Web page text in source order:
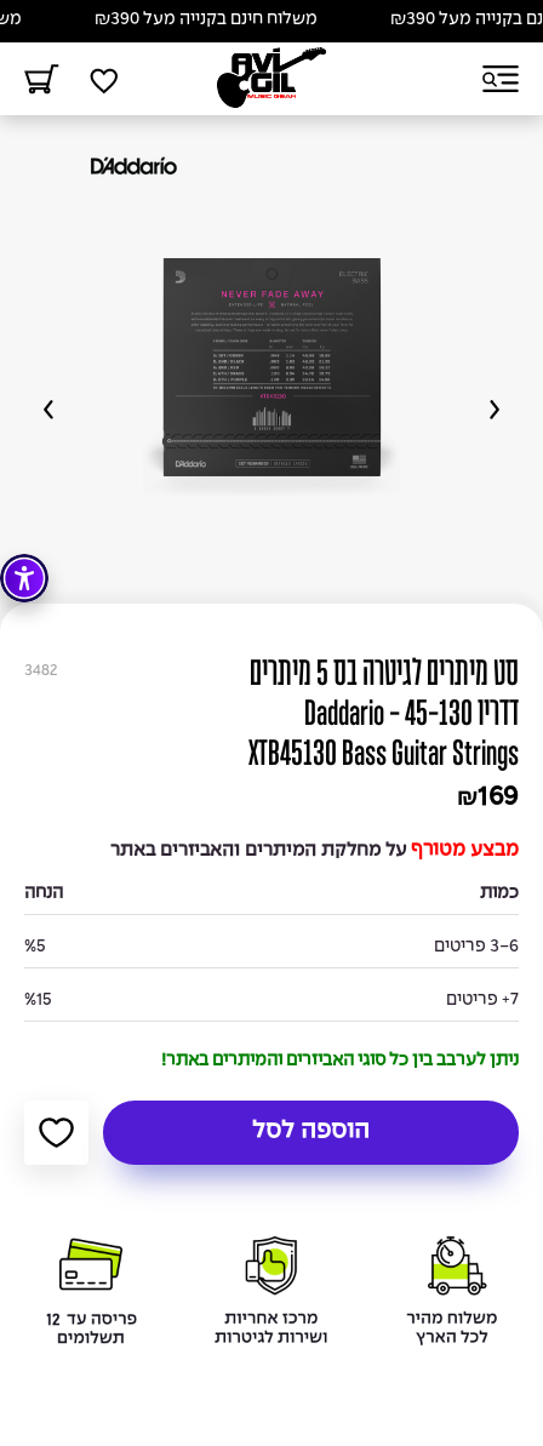
מעל ₪390 משלוח חינם בקנייה מעל ₪390
3482
סט מיתרים לגיטרה בס 5 מיתרים
דדריו 45-130 - Daddario
XTB45130 Bass Guitar Strings
₪169
מבצע מטורף על מחלקת המיתרים והאביזרים באתר
כמות הנחה
3-6 פריטים %5
7+ פריטים %15
ניתן לערבב בין כל סוגי האביזרים והמיתרים באתר!
הוספה לסל